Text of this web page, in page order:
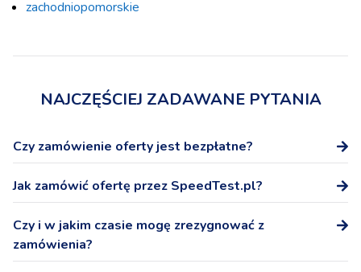
zachodniopomorskie
NAJCZĘŚCIEJ ZADAWANE PYTANIA
Czy zamówienie oferty jest bezpłatne?
Tak, zamówienie oferty na stronie SpeedTest.pl nie wiąże
się z żadnymi dodatkowymi kosztami.
Jak zamówić ofertę przez SpeedTest.pl?
Po wybraniu oferty podaj numer telefonu, a przedstawicel
Operatora skontaktuje się z Tobą niezwłocznie w celu
potwierdzenia warunków oferty i podpisania umowy.
Czy i w jakim czasie mogę zrezygnować z
zamówienia?